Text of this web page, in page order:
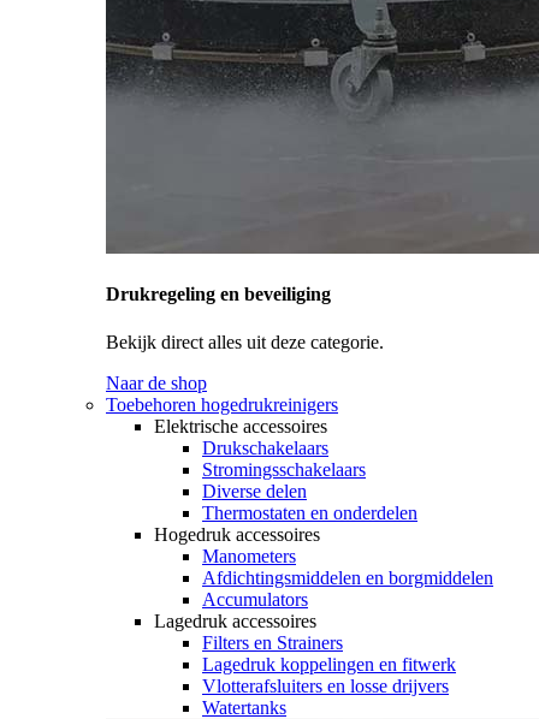
Drukregeling en beveiliging
Bekijk direct alles uit deze categorie.
Naar de shop
Toebehoren hogedrukreinigers
Elektrische accessoires
Drukschakelaars
Stromingsschakelaars
Diverse delen
Thermostaten en onderdelen
Hogedruk accessoires
Manometers
Afdichtingsmiddelen en borgmiddelen
Accumulators
Lagedruk accessoires
Filters en Strainers
Lagedruk koppelingen en fitwerk
Vlotterafsluiters en losse drijvers
Watertanks